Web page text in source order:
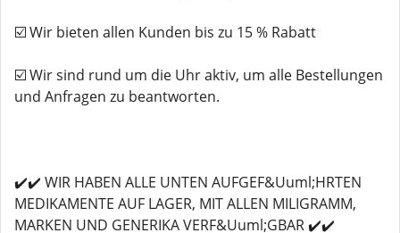
☑️ Wir bieten allen Kunden bis zu 15 % Rabatt
☑️ Wir sind rund um die Uhr aktiv, um alle Bestellungen
und Anfragen zu beantworten.
✔️✔️ WIR HABEN ALLE UNTEN AUFGEF&Uuml;HRTEN
MEDIKAMENTE AUF LAGER, MIT ALLEN MILIGRAMM,
MARKEN UND GENERIKA VERF&Uuml;GBAR ✔️✔️